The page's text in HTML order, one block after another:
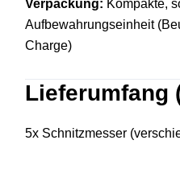
Verpackung: Kompakte,
Aufbewahrungseinheit
Charge)
Lieferumfang
5x Schnitzmesser